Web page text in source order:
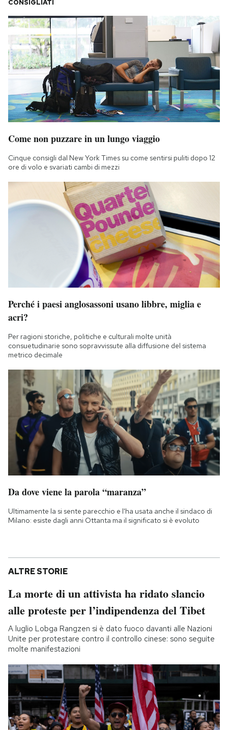
CONSIGLIATI
Come non puzzare in un lungo viaggio
Cinque consigli dal New York Times su come sentirsi puliti dopo 12
ore di volo e svariati cambi di mezzi
Perché i paesi anglosassoni usano libbre, miglia e
acri?
Per ragioni storiche, politiche e culturali molte unità
consuetudinarie sono sopravvissute alla diffusione del sistema
metrico decimale
Da dove viene la parola “maranza”
Ultimamente la si sente parecchio e l'ha usata anche il sindaco di
Milano: esiste dagli anni Ottanta ma il significato si è evoluto
ALTRE STORIE
La morte di un attivista ha ridato slancio
alle proteste per l’indipendenza del Tibet
A luglio Lobga Rangzen si è dato fuoco davanti alle Nazioni
Unite per protestare contro il controllo cinese: sono seguite
molte manifestazioni